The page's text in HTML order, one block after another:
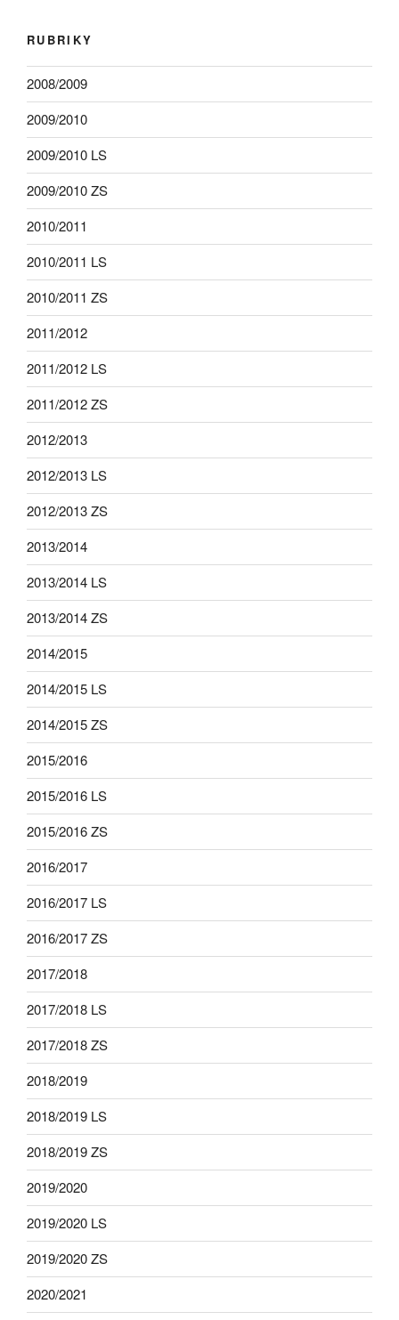
RUBRIKY
2008/2009
2009/2010
2009/2010 LS
2009/2010 ZS
2010/2011
2010/2011 LS
2010/2011 ZS
2011/2012
2011/2012 LS
2011/2012 ZS
2012/2013
2012/2013 LS
2012/2013 ZS
2013/2014
2013/2014 LS
2013/2014 ZS
2014/2015
2014/2015 LS
2014/2015 ZS
2015/2016
2015/2016 LS
2015/2016 ZS
2016/2017
2016/2017 LS
2016/2017 ZS
2017/2018
2017/2018 LS
2017/2018 ZS
2018/2019
2018/2019 LS
2018/2019 ZS
2019/2020
2019/2020 LS
2019/2020 ZS
2020/2021